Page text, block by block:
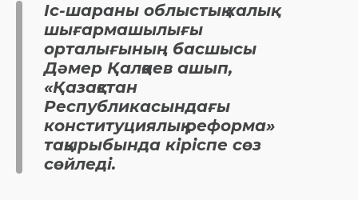
Іс-шараны облыстық халық
шығармашылығы
орталығының басшысы
Дәмер Қалқаев ашып,
«Қазақстан
Республикасындағы
конституциялық реформа»
тақырыбында кіріспе сөз
сөйледі.